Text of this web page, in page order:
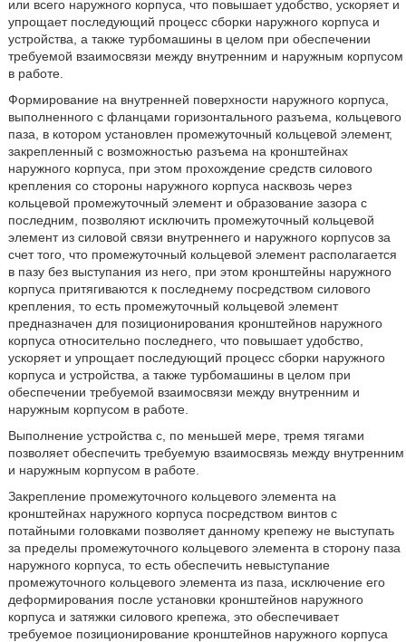
или всего наружного корпуса, что повышает удобство, ускоряет и
упрощает последующий процесс сборки наружного корпуса и
устройства, а также турбомашины в целом при обеспечении
требуемой взаимосвязи между внутренним и наружным корпусом
в работе.
Формирование на внутренней поверхности наружного корпуса,
выполненного с фланцами горизонтального разъема, кольцевого
паза, в котором установлен промежуточный кольцевой элемент,
закрепленный с возможностью разъема на кронштейнах
наружного корпуса, при этом прохождение средств силового
крепления со стороны наружного корпуса насквозь через
кольцевой промежуточный элемент и образование зазора с
последним, позволяют исключить промежуточный кольцевой
элемент из силовой связи внутреннего и наружного корпусов за
счет того, что промежуточный кольцевой элемент располагается
в пазу без выступания из него, при этом кронштейны наружного
корпуса притягиваются к последнему посредством силового
крепления, то есть промежуточный кольцевой элемент
предназначен для позиционирования кронштейнов наружного
корпуса относительно последнего, что повышает удобство,
ускоряет и упрощает последующий процесс сборки наружного
корпуса и устройства, а также турбомашины в целом при
обеспечении требуемой взаимосвязи между внутренним и
наружным корпусом в работе.
Выполнение устройства с, по меньшей мере, тремя тягами
позволяет обеспечить требуемую взаимосвязь между внутренним
и наружным корпусом в работе.
Закрепление промежуточного кольцевого элемента на
кронштейнах наружного корпуса посредством винтов с
потайными головками позволяет данному крепежу не выступать
за пределы промежуточного кольцевого элемента в сторону паза
наружного корпуса, то есть обеспечить невыступание
промежуточного кольцевого элемента из паза, исключение его
деформирования после установки кронштейнов наружного
корпуса и затяжки силового крепежа, это обеспечивает
требуемое позиционирование кронштейнов наружного корпуса